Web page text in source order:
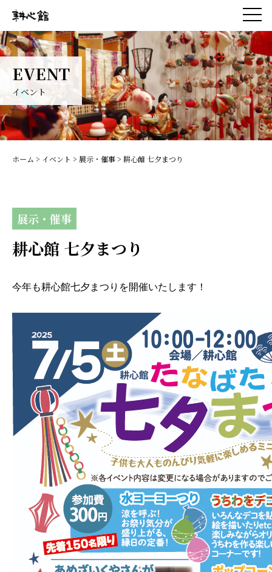
EVENT
イベント
ホーム > イベント > 展示・催事> 耕心館 七夕まつり
展示・催事
耕心館 七夕まつり
今年も耕心館七夕まつりを開催いたします！